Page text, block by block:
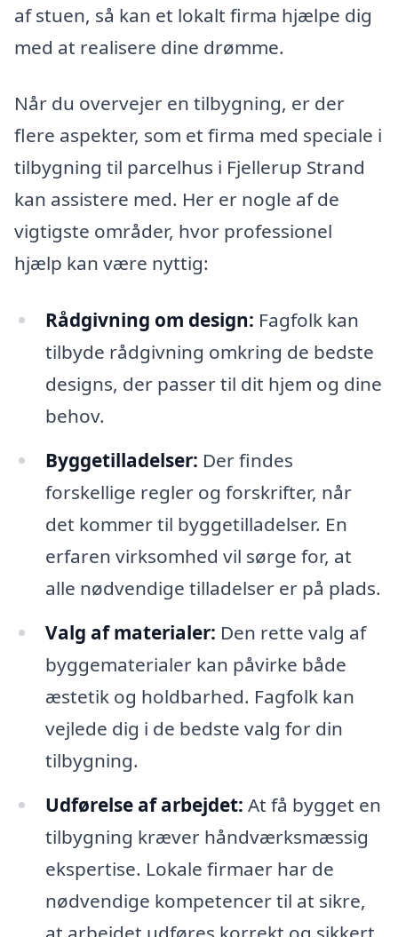
af stuen, så kan et lokalt firma hjælpe dig
med at realisere dine drømme.
Når du overvejer en tilbygning, er der
flere aspekter, som et firma med speciale i
tilbygning til parcelhus i Fjellerup Strand
kan assistere med. Her er nogle af de
vigtigste områder, hvor professionel
hjælp kan være nyttig:
Rådgivning om design: Fagfolk kan
tilbyde rådgivning omkring de bedste
designs, der passer til dit hjem og dine
behov.
Byggetilladelser: Der findes
forskellige regler og forskrifter, når
det kommer til byggetilladelser. En
erfaren virksomhed vil sørge for, at
alle nødvendige tilladelser er på plads.
Valg af materialer: Den rette valg af
byggematerialer kan påvirke både
æstetik og holdbarhed. Fagfolk kan
vejlede dig i de bedste valg for din
tilbygning.
Udførelse af arbejdet: At få bygget en
tilbygning kræver håndværksmæssig
ekspertise. Lokale firmaer har de
nødvendige kompetencer til at sikre,